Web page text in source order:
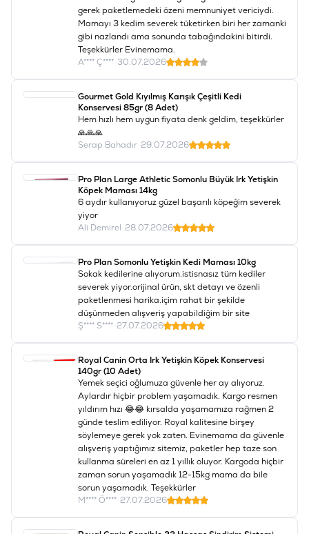
gerek paketlemedeki özeni memnuniyet vericiydi.
Mamayı 3 kedim severek tüketirken biri her zamanki
gibi nazlandı ama sonunda tabağındakini bitirdi.
Teşekkürler Evinemama.
A**** Ç**** 30.07.2026
Gourmet Gold Kıyılmış Karışık Çeşitli Kedi
Konservesi 85gr (8 Adet)
Hem hızlı hem uygun fiyata denk geldim, teşekkürler
🙏🙏🙏
Serap Bahadır 29.07.2026
Pro Plan Large Athletic Somonlu Büyük Irk Yetişkin
Köpek Maması 14kg
6 aydır kullanıyoruz güzel başarılı köpeğim severek
yiyor
Ali Demirel 28.07.2026
Pro Plan Somonlu Yetişkin Kedi Maması 10kg
Sokak kedilerine alıyorum.istisnasız tüm kediler
severek yiyor.orijinal ürün, skt detayı ve özenli
paketlenmesi harika.içim rahat bir şekilde
düşünmeden alışveriş yapabildiğim bir site
Ş**** S**** 27.07.2026
Royal Canin Orta Irk Yetişkin Köpek Konservesi
140gr (10 Adet)
Yemek seçici oğlumuza güvenle her ay alıyoruz.
Aylardır hiçbir problem yaşamadık. Kargo resmen
yıldırım hızı 😂😂 kırsalda yaşamamıza rağmen 2
günde teslim ediliyor. Royal kalitesine birşey
söylemeye gerek yok zaten. Evinemama da güvenle
alışveriş yaptığımız sitemiz, paketler hep taze son
kullanma süreleri en az 1 yıllık oluyor. Kargoda hiçbir
zaman sorun yaşamadık 12-15kg mama da bile
sorun yaşamadık. Teşekkürler
M**** Ö**** 27.07.2026